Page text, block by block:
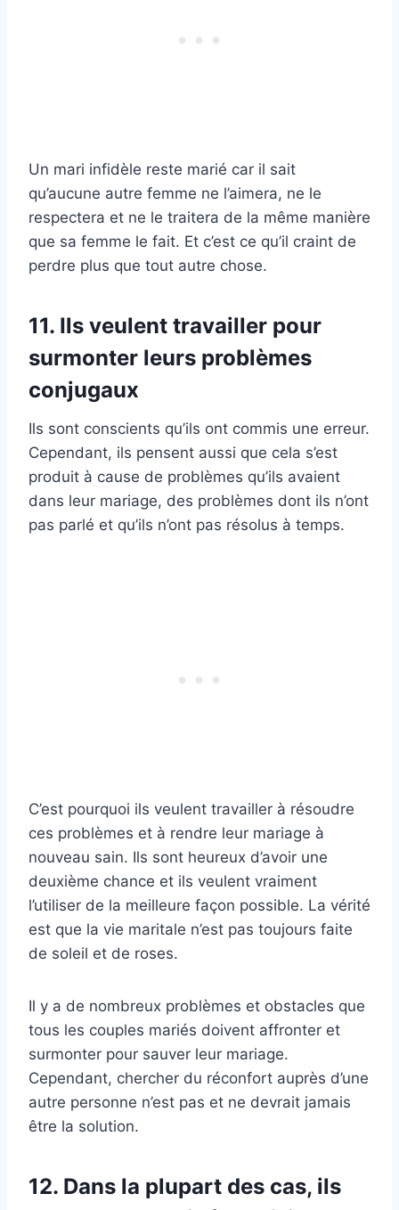
Un mari infidèle reste marié car il sait
qu’aucune autre femme ne l’aimera, ne le
respectera et ne le traitera de la même manière
que sa femme le fait. Et c’est ce qu’il craint de
perdre plus que tout autre chose.
11. Ils veulent travailler pour
surmonter leurs problèmes
conjugaux
Ils sont conscients qu’ils ont commis une erreur.
Cependant, ils pensent aussi que cela s’est
produit à cause de problèmes qu’ils avaient
dans leur mariage, des problèmes dont ils n’ont
pas parlé et qu’ils n’ont pas résolus à temps.
C’est pourquoi ils veulent travailler à résoudre
ces problèmes et à rendre leur mariage à
nouveau sain. Ils sont heureux d’avoir une
deuxième chance et ils veulent vraiment
l’utiliser de la meilleure façon possible. La vérité
est que la vie maritale n’est pas toujours faite
de soleil et de roses.
Il y a de nombreux problèmes et obstacles que
tous les couples mariés doivent affronter et
surmonter pour sauver leur mariage.
Cependant, chercher du réconfort auprès d’une
autre personne n’est pas et ne devrait jamais
être la solution.
12. Dans la plupart des cas, ils